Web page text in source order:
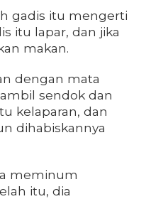
gadis itu mengerti
itu lapar, dan jika
makan.
dengan mata
sendok dan
kelaparan, dan
dihabiskannya
meminum
itu, dia